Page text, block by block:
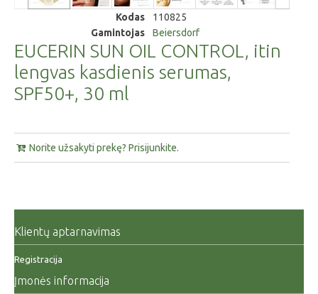
Kodas
110825
Gamintojas
Beiersdorf
EUCERIN SUN OIL CONTROL, itin
lengvas kasdienis serumas,
SPF50+, 30 ml
Norite užsakyti prekę? Prisijunkite.
Klientų aptarnavimas
Registracija
Įmonės informacija